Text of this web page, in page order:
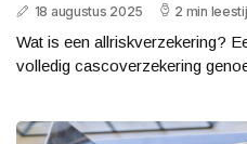
18 augustus 2025 2 min
Wat is een allriskverzekering?
volledig cascoverzekering